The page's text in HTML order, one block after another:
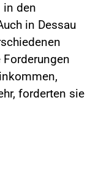
in den
in Dessau
forderten sie